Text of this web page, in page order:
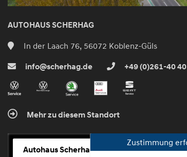
AUTOHAUS SCHERHAG
In der Laach 76, 56072 Koblenz-Güls
info@scherhag.de +49 (0)261-40
Mehr zu diesem Standort
Autohaus Scherhag
Zustimmung